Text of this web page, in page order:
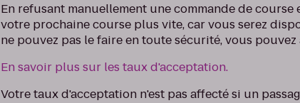
En refusant manuellement une commande de
votre prochaine course plus vite, car vous serez
ne pouvez pas le faire en toute sécurité, vous
En savoir plus sur les taux d'acceptation.
Votre taux d'acceptation n'est pas affecté si un